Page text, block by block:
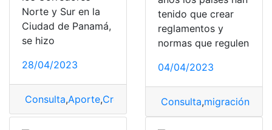
Norte y Sur en la
Ciudad de Panamá,
se hizo
28/04/2023
Consulta,Aporte,Crédito Panapass,Pasaporte,saldo
tenido que crear
reglamentos y
normas que regulen
04/04/2023
Consulta,migración